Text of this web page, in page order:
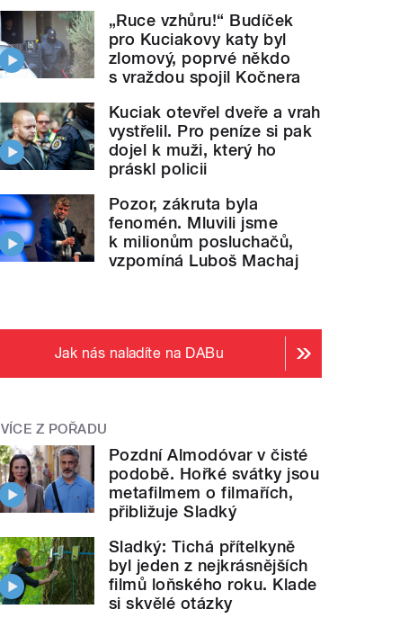
„Ruce vzhůru!“ Budíček
pro Kuciakovy katy byl
zlomový, poprvé někdo
s vraždou spojil Kočnera
Kuciak otevřel dveře a vrah
vystřelil. Pro peníze si pak
dojel k muži, který ho
práskl policii
Pozor, zákruta byla
fenomén. Mluvili jsme
k milionům posluchačů,
vzpomíná Luboš Machaj
Jak nás naladíte na DABu
VÍCE Z POŘADU
Pozdní Almodóvar v čisté
podobě. Hořké svátky jsou
metafilmem o filmařích,
přibližuje Sladký
Sladký: Tichá přítelkyně
byl jeden z nejkrásnějších
filmů loňského roku. Klade
si skvělé otázky